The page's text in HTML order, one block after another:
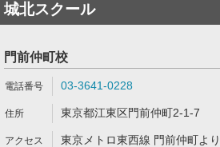
城北スクール
門前仲町校
03-3641-0228
東京都江東区門前仲町2-1-7
東京メトロ東西線 門前仲町よ